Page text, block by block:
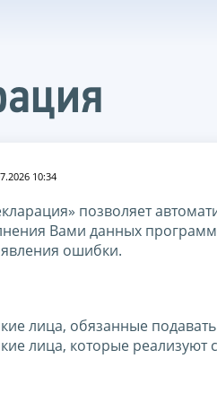
10:34
позволяет
Вами данных
ошибки.
лица, обязанные
лица, которые реализуют